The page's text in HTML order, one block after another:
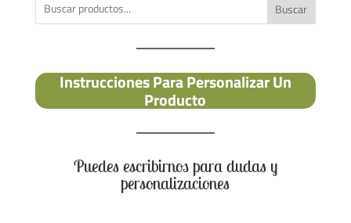
Buscar
Instrucciones Para Personalizar Un
Producto
Puedes escribirnos para dudas y
personalizaciones